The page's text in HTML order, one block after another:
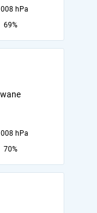
hPa
69%
hPa
70%